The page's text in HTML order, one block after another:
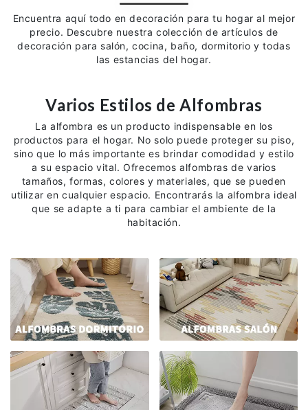
Alfombras
Cortinas
Toallas
Sobre
Nosotros
servicios@ennubes.com
Encuentra aquí todo en decoración para tu hogar al mejor
precio. Descubre nuestra colección de artículos de
decoración para salón, cocina, baño, dormitorio y todas
las estancias del hogar.
Varios Estilos de Alfombras
La alfombra es un producto indispensable en los
productos para el hogar. No solo puede proteger su piso,
sino que lo más importante es brindar comodidad y estilo
a su espacio vital. Ofrecemos alfombras de varios
tamaños, formas, colores y materiales, que se pueden
utilizar en cualquier espacio. Encontrarás la alfombra ideal
que se adapte a ti para cambiar el ambiente de la
habitación.